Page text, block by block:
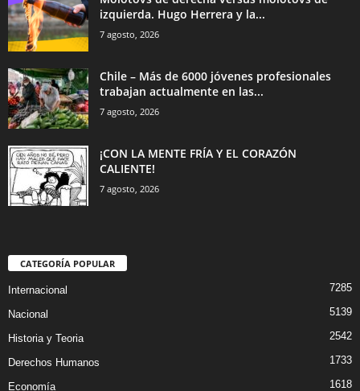
izquierda. Hugo Herrera y la...
7 agosto, 2026
Chile – Más de 6000 jóvenes profesionales
trabajan actualmente en las...
7 agosto, 2026
¡CON LA MENTE FRÍA Y EL CORAZÓN
CALIENTE!
7 agosto, 2026
CATEGORÍA POPULAR
Internacional 7285
Nacional 5139
Historia y Teoria 2542
Derechos Humanos 1733
Economía 1618